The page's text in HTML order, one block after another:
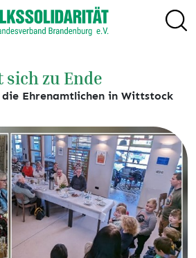
sich zu Ende
Ehrenamtlichen in Wittstock